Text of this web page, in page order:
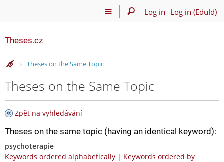
Log in Log in (EduId)
Theses.cz
>
Theses on the Same Topic
Theses on the Same Topic
Zpět na vyhledávání
Theses on the same topic (having an identical keyword):
psychoterapie
Keywords ordered alphabetically | Keywords ordered by